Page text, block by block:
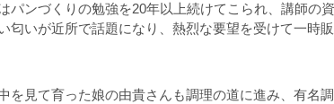
パンづくりの勉強を20年以上続けてこられ、講師の
匂いが近所で話題になり、熱烈な要望を受けて一時
を見て育った娘の由貴さんも調理の道に進み、有名